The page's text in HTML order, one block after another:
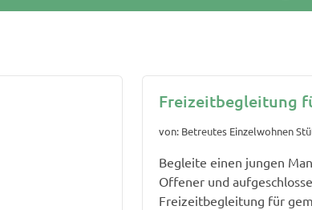
Freizeitbegleitung
von: Betreutes Einzelwohnen
Begleite einen jungen
Offener und
Freizeitbegleitung für